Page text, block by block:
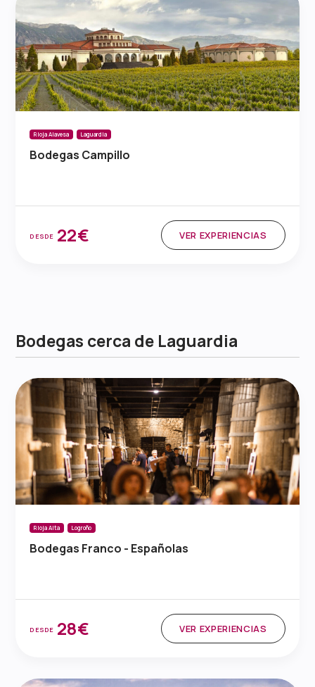
Rioja Alavesa Laguardia
Bodegas Campillo
DESDE 22€ VER EXPERIENCIAS
Bodegas cerca de Laguardia
Rioja Alta Logroño
Bodegas Franco - Españolas
DESDE 28€ VER EXPERIENCIAS